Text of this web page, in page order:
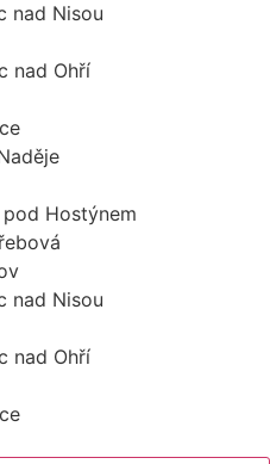
nad Nisou
nad Ohří
Hostýnem
nad Nisou
nad Ohří